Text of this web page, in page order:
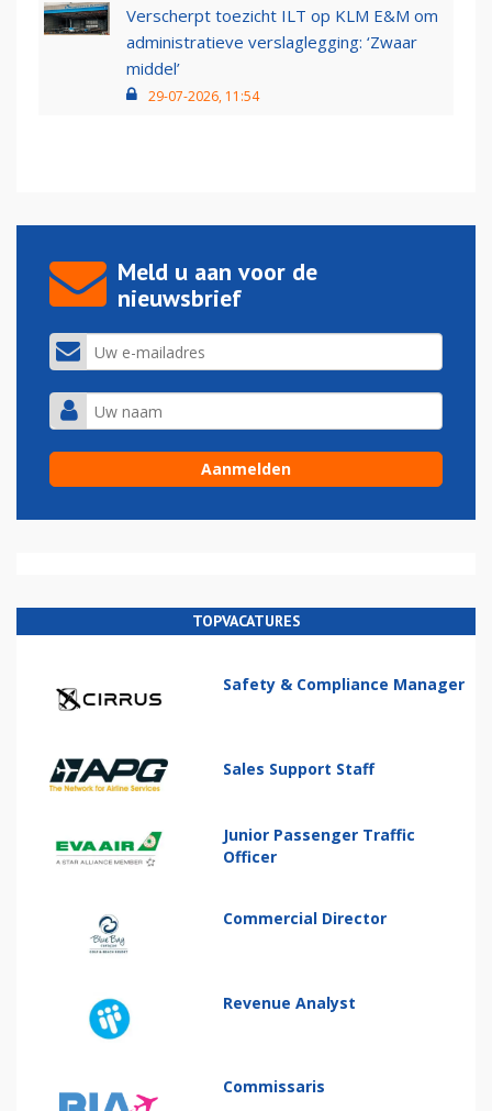
Verscherpt toezicht ILT op KLM E&M om
administratieve verslaglegging: ‘Zwaar
middel’
29-07-2026, 11:54
Meld u aan voor de
nieuwsbrief
TOPVACATURES
Safety & Compliance Manager
Sales Support Staff
Junior Passenger Traffic
Officer
Commercial Director
Revenue Analyst
Commissaris